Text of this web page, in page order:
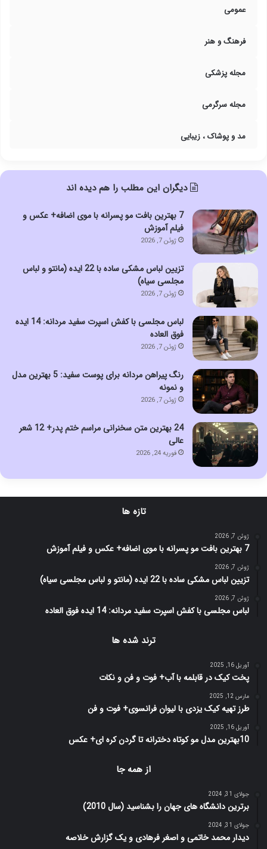
عمومی
فرهنگ و هنر
مجله پزشکی
مجله سرگرمی
مد و پوشاک ، زیبایی
دیگران این مطلب را هم دیده اند
7 بهترین بافت مو پسرانه با موی اضافه+ عکس و
فیلم آموزش
ژوئن 7, 2026
تزیین لباس مشکی ساده با 22 ایده (مانتو و لباس
مجلسی سیاه)
ژوئن 7, 2026
لباس مجلسی با کفش اسپرت سفید مردانه: 14 ایده
فوق العاده
ژوئن 7, 2026
رنگ پیراهن مردانه برای پوست سفید: 5 بهترین مدل
و نمونه
ژوئن 7, 2026
24 بهترین متن سخنرانی مراسم ختم پدر+ 12 شعر
عالی
فوریه 24, 2026
تازه ها
ژوئن 7, 2026
7 بهترین بافت مو پسرانه با موی اضافه+ عکس و فیلم آموزش
ژوئن 7, 2026
تزیین لباس مشکی ساده با 22 ایده (مانتو و لباس مجلسی سیاه)
ژوئن 7, 2026
لباس مجلسی با کفش اسپرت سفید مردانه: 14 ایده فوق العاده
ترند شده ها
آوریل 16, 2025
پخت کیک در قابلمه با آب+ فوت و فن و نکات
مارس 12, 2025
طرز تهیه کیک یزدی با لیوان فرانسوی+ فوت و فن
آوریل 16, 2025
10بهترین مدل مو کوتاه دخترانه تا گردن کره ای+ عکس
از همه جا
جولای 31, 2024
برترین دانشگاه های جهان را بشناسید (سال 2010)
جولای 31, 2024
دیدار محمد خاتمی و اصغر فرهادی و یک گزارش خلاصه